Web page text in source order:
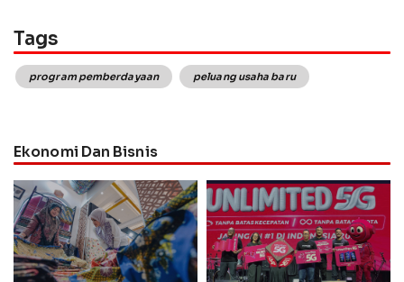
Tags
program pemberdayaan peluang usaha baru
Ekonomi Dan Bisnis